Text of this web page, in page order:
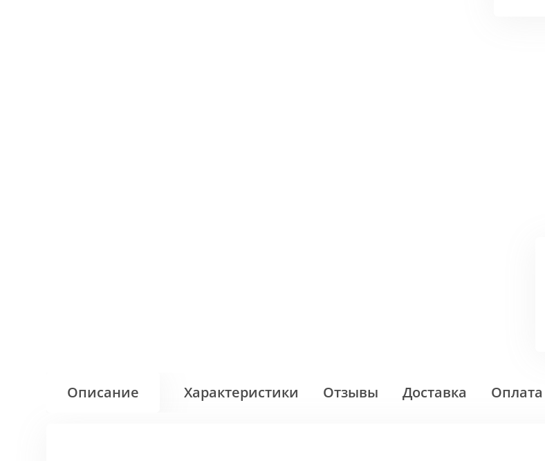
Описание Характеристики Отзывы Доставка Оплата